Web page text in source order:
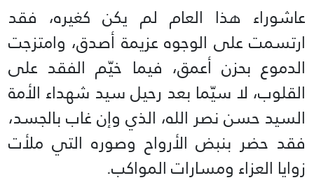
عاشوراء هذا العام لم يكن كغيره، فقد
ارتسمت على الوجوه عزيمة أصدق، وامتزجت
الدموع بحزن أعمق، فيما خيّم الفقد على
القلوب، لا سيّما بعد رحيل سيد شهداء الأمة
السيد حسن نصر الله، الذي وإن غاب بالجسد،
فقد حضر بنبض الأرواح وصوره التي ملأت
زوايا العزاء ومسارات المواكب.